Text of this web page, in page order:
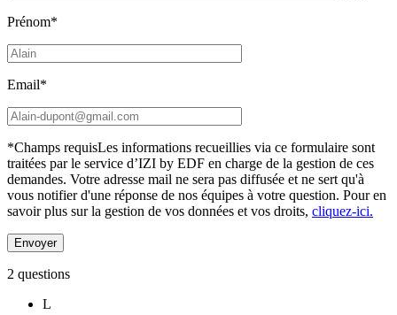
Prénom*
Email*
*Champs requisLes informations recueillies via ce formulaire sont
traitées par le service d’IZI by EDF en charge de la gestion de ces
demandes. Votre adresse mail ne sera pas diffusée et ne sert qu'à
vous notifier d'une réponse de nos équipes à votre question. Pour en
savoir plus sur la gestion de vos données et vos droits, cliquez-ici.
2 questions
L